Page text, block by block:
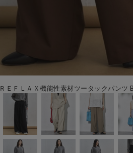
ＲＥＦＬＡＸ機能性素材ツータックパンツ